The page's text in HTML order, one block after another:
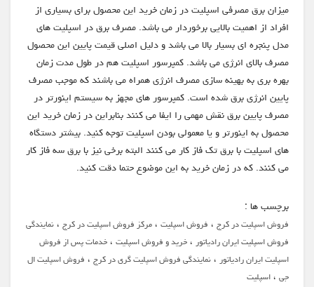
میزان برق مصرفی اسپلیت در زمان خرید این محصول برای بسیاری از
افراد از اهمیت بالایی برخوردار می باشد. مصرف برق در اسپلیت های
مدل پنجره ای بسیار بالا می باشد و دلیل اصلی قیمت پایین این محصول
مصرف بالای انرژی می باشد. کمپرسور اسپلیت هم در طول مدت زمان
بهره بری به بهینه سازی مصرف انرژی همراه می باشند که موجب مصرف
پایین انرژی برق شده است. کمپرسور های مجهز به سیستم اینورتر در
مصرف پایین برق نقش مهمی را ایفا می کنند بنابراین در زمان خرید این
محصول به اینورتر و یا معمولی بودن اسپلیت توجه کنید. بیشتر دستگاه
های اسپلیت با برق تک فاز کار می کنند البته برخی نیز با برق سه فاز کار
می کنند. که در زمان خرید به این موضوع حتما دقت کنید.
برچسب ها :
فروش اسپلیت در کرج، فروش اسپلیت،مرکز فروش اسپلیت در کرج،نمایندگی
فروش اسپلیت ایران رادیاتور،خرید و فروش اسپلیت،خدمات پس از فروش
اسپلیت ایران رادیاتور،نمایندگی فروش اسپلیت گری در کرج، فروش اسپلیت ال
جی،اسپلیت